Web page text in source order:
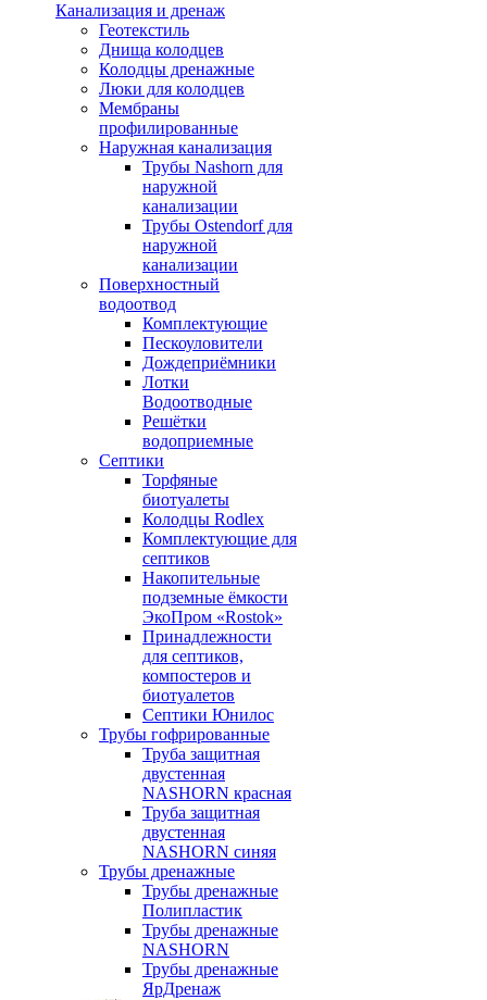
Канализация и дренаж
Геотекстиль
Днища колодцев
Колодцы дренажные
Люки для колодцев
Мембраны
профилированные
Наружная канализация
Трубы Nashorn для
наружной
канализации
Трубы Ostendorf для
наружной
канализации
Поверхностный
водоотвод
Комплектующие
Пескоуловители
Дождеприёмники
Лотки
Водоотводные
Решётки
водоприемные
Септики
Торфяные
биотуалеты
Колодцы Rodlex
Комплектующие для
септиков
Накопительные
подземные ёмкости
ЭкоПром «Rostok»
Принадлежности
для септиков,
компостеров и
биотуалетов
Септики Юнилос
Трубы гофрированные
Труба защитная
двустенная
NASHORN красная
Труба защитная
двустенная
NASHORN синяя
Трубы дренажные
Трубы дренажные
Полипластик
Трубы дренажные
NASHORN
Трубы дренажные
ЯрДренаж